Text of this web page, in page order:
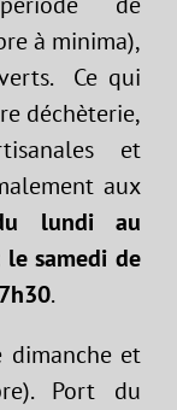
à minima),
Ce qui
déchèterie,
et
aux
lundi au
samedi de
.
dimanche et
Port du